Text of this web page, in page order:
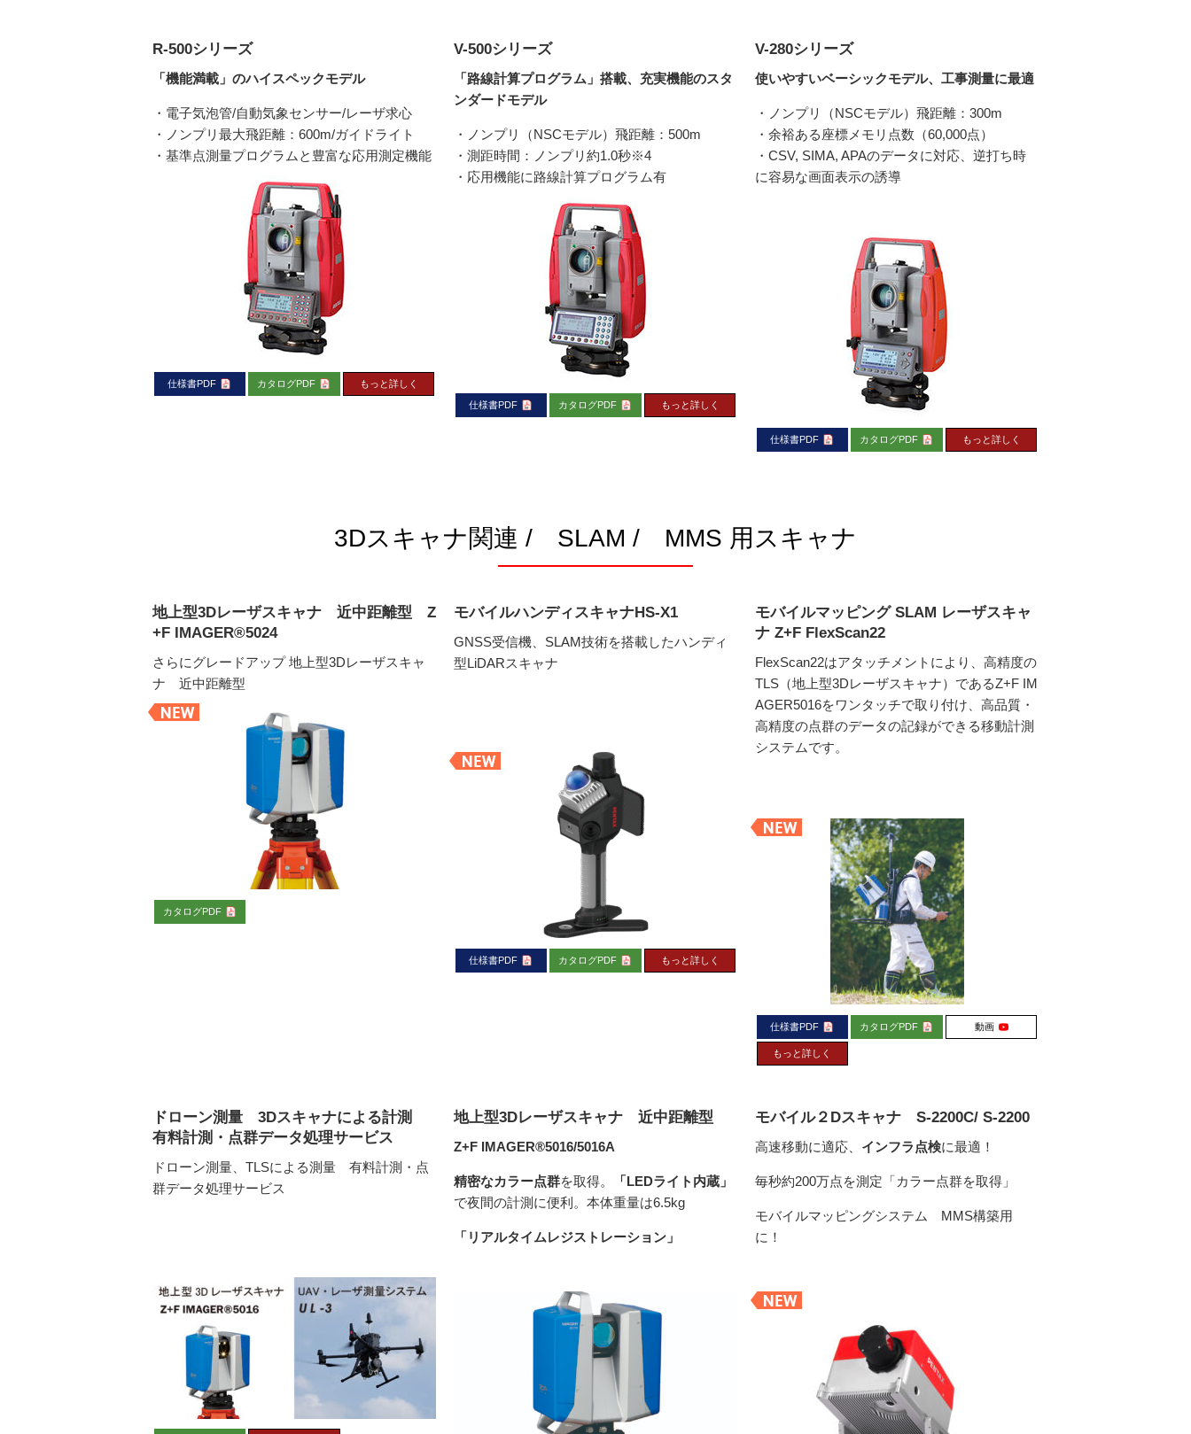
R-500シリーズ
「機能満載」のハイスペックモデル
・電子気泡管/自動気象センサー/レーザ求心
・ノンプリ最大飛距離：600m/ガイドライト
・基準点測量プログラムと豊富な応用測定機能
仕様書PDF カタログPDF もっと詳しく
V-500シリーズ
「路線計算プログラム」搭載、充実機能のスタ
ンダードモデル
・ノンプリ（NSCモデル）飛距離：500m
・測距時間：ノンプリ約1.0秒※4
・応用機能に路線計算プログラム有
仕様書PDF カタログPDF もっと詳しく
V-280シリーズ
使いやすいベーシックモデル、工事測量に最適
・ノンプリ（NSCモデル）飛距離：300m
・余裕ある座標メモリ点数（60,000点）
・CSV, SIMA, APAのデータに対応、逆打ち時
に容易な画面表示の誘導
仕様書PDF カタログPDF もっと詳しく
3Dスキャナ関連 / SLAM / MMS 用スキャナ
地上型3Dレーザスキャナ 近中距離型 Z
+F IMAGER®5024
さらにグレードアップ 地上型3Dレーザスキャ
ナ 近中距離型
カタログPDF
モバイルハンディスキャナHS-X1
GNSS受信機、SLAM技術を搭載したハンディ
型LiDARスキャナ
仕様書PDF カタログPDF もっと詳しく
モバイルマッピング SLAM レーザスキャ
ナ Z+F FlexScan22
FlexScan22はアタッチメントにより、高精度の
TLS（地上型3Dレーザスキャナ）であるZ+F IM
AGER5016をワンタッチで取り付け、高品質・
高精度の点群のデータの記録ができる移動計測
システムです。
仕様書PDF カタログPDF 動画
もっと詳しく
ドローン測量 3Dスキャナによる計測
有料計測・点群データ処理サービス
ドローン測量、TLSによる測量 有料計測・点
群データ処理サービス
地上型3Dレーザスキャナ 近中距離型
Z+F IMAGER®5016/5016A
精密なカラー点群を取得。
「LEDライト内蔵」
で夜間の計測に便利。本体重量は6.5kg
「リアルタイムレジストレーション」
モバイル２Dスキャナ S-2200C/ S-2200
高速移動に適応、 インフラ点検に最適！
毎秒約200万点を測定「カラー点群を取得」
モバイルマッピングシステム MMS構築用
に！